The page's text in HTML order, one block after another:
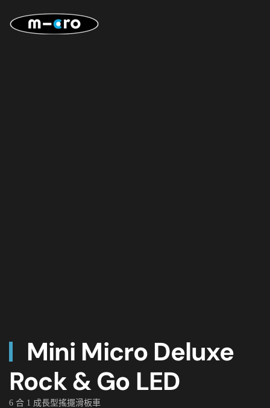
Skip to main content
Mini Micro Deluxe
Rock & Go LED
6 合 1 成長型搖擺滑板車